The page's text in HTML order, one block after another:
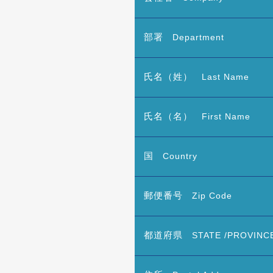
部署 Department
氏名（姓） Last Name
氏名（名） First Name
国 Country
郵便番号 Zip Code
都道府県 STATE /